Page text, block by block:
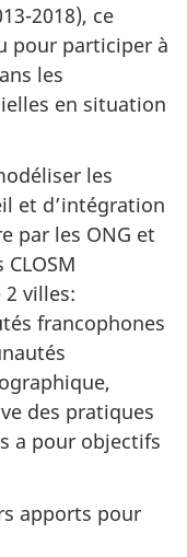
2018), ce
pour participer à
les
en situation
les
et d’intégration
par les ONG et
villes:
francophones
des pratiques
a pour objectifs
apports pour